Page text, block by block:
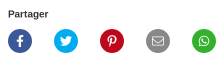
Partager